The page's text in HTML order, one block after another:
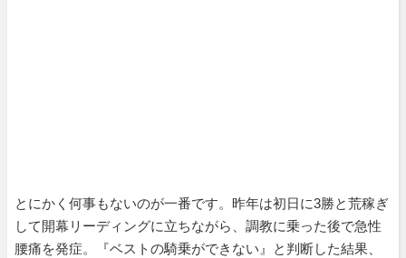
とにかく何事もないのが一番です。昨年は初日に3勝と荒稼ぎ
して開幕リーディングに立ちながら、調教に乗った後で急性
腰痛を発症。『ベストの騎乗ができない』と判断した結果、